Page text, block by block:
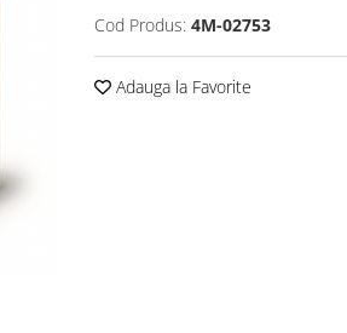
Cod Produs: 4M-02753
Adauga la Favorite